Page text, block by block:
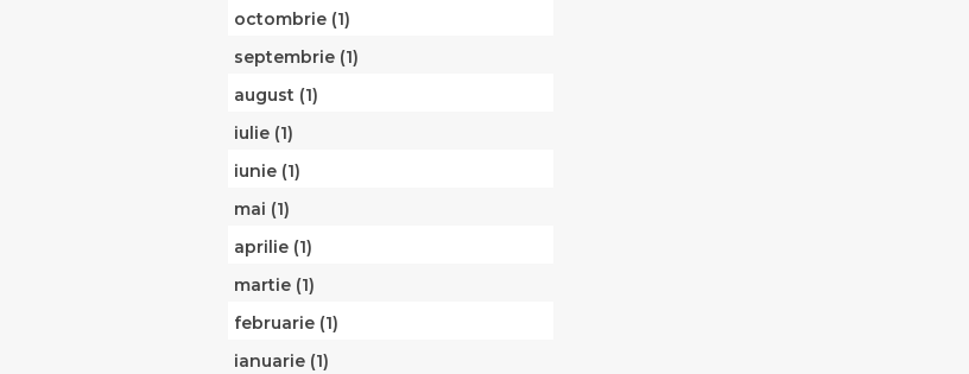
octombrie (1)
septembrie (1)
august (1)
iulie (1)
iunie (1)
mai (1)
aprilie (1)
martie (1)
februarie (1)
ianuarie (1)